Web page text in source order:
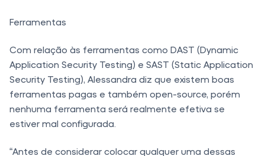
Ferramentas
Com relação às ferramentas como DAST (Dynamic
Application Security Testing) e SAST (Static Application
Security Testing), Alessandra diz que existem boas
ferramentas pagas e também open-source, porém
nenhuma ferramenta será realmente efetiva se
estiver mal configurada.
“Antes de considerar colocar qualquer uma dessas